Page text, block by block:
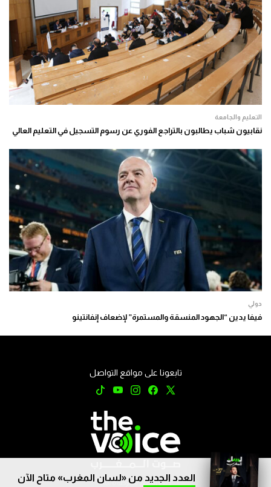
التعليم والجامعة
نقابيون شباب يطالبون بالتراجع الفوري عن رسوم التسجيل في التعليم العالي
دولي
فيفا يدين “الجهود المنسقة والمستمرة” لإضعاف إنفانتينو
العدد الجديد من «لسان المغرب» متاح الآن
تابعونا على مواقع التواصل
جميع الحقوق محفوظة © 2026